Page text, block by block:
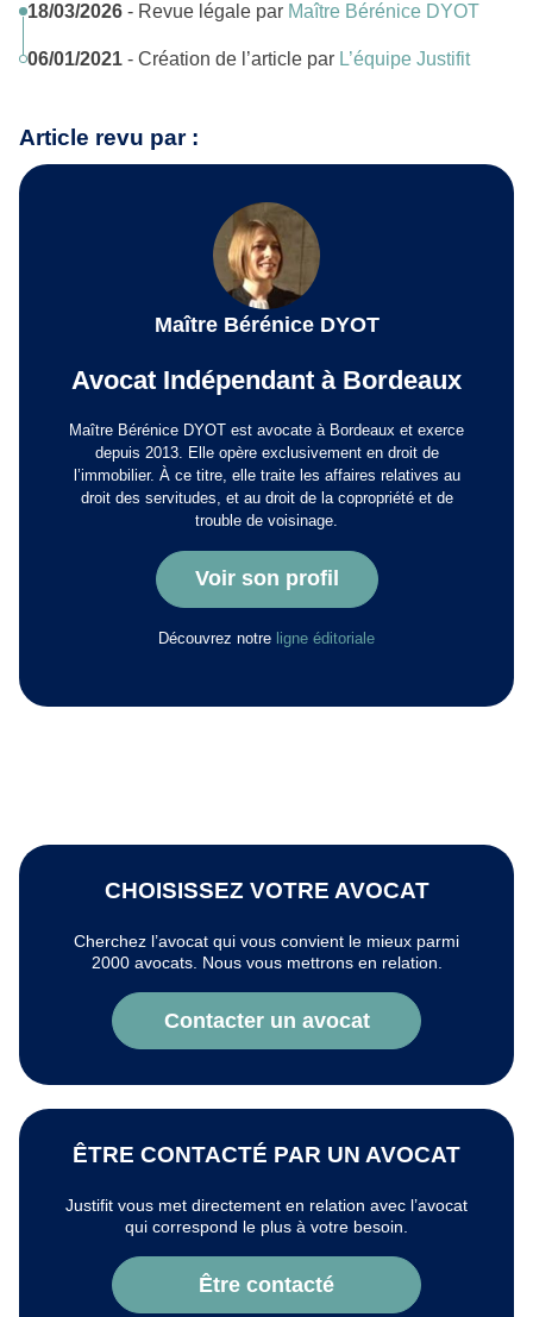
18/03/2026 - Revue légale par Maître Bérénice DYOT
06/01/2021 - Création de l’article par L’équipe Justifit
Article revu par :
Maître Bérénice DYOT
Avocat Indépendant à Bordeaux
Maître Bérénice DYOT est avocate à Bordeaux et exerce
depuis 2013. Elle opère exclusivement en droit de
l’immobilier. À ce titre, elle traite les affaires relatives au
droit des servitudes, et au droit de la copropriété et de
trouble de voisinage.
Voir son profil
Découvrez notre ligne éditoriale
CHOISISSEZ VOTRE AVOCAT
Cherchez l’avocat qui vous convient le mieux parmi
2000 avocats. Nous vous mettrons en relation.
Contacter un avocat
ÊTRE CONTACTÉ PAR UN AVOCAT
Justifit vous met directement en relation avec l’avocat
qui correspond le plus à votre besoin.
Être contacté